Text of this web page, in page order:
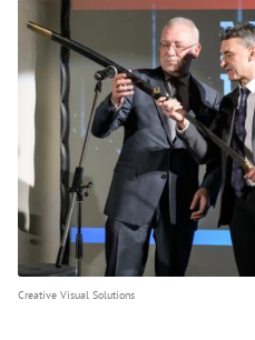
Creative Visual Solutions